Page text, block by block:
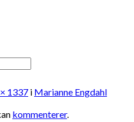
1337 i Marianne Engdahl
kommenterer.